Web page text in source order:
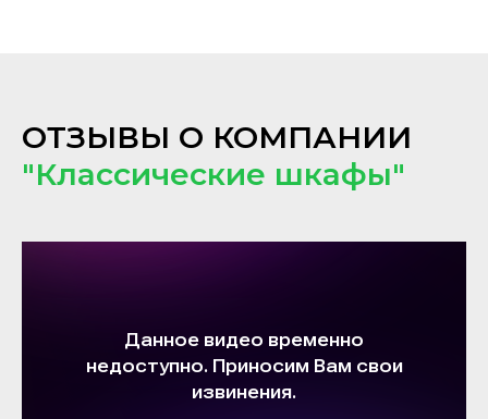
ОТЗЫВЫ О КОМПАНИИ
"Классические шкафы"